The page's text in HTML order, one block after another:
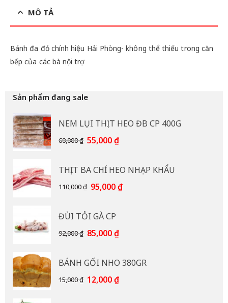
MÔ TẢ
Bánh đa đỏ chính hiệu Hải Phòng- không thể thiếu trong căn
bếp của các bà nội trợ
Sản phẩm đang sale
NEM LỤI THỊT HEO ĐB CP 400G
60,000₫ Giá
60,000 ₫.
55,000₫Giá
là:
55,000 ₫.
THỊT BA CHỈ HEO NHẠP KHẨU
110,000₫ Giá
110,000 ₫.
95,000₫Giá
ĐÙI TỎI GÀ CP
92,000₫ Giá
92,000 ₫.
85,000₫Giá
là:
85,000 ₫.
BÁNH GỐI NHO 380GR
15,000₫ Giá
12,000₫Giá